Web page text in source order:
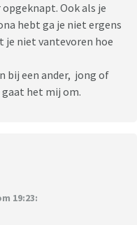
Ook als je
hebt ga je niet ergens
je niet vantevoren hoe
bij een ander, jong of
het mij om.
19:23: